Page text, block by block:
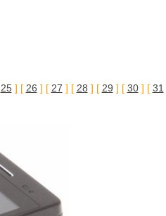
25] [ 26 ] [ 27 ] [ 28 ] [ 29 ] [ 30] [ 31